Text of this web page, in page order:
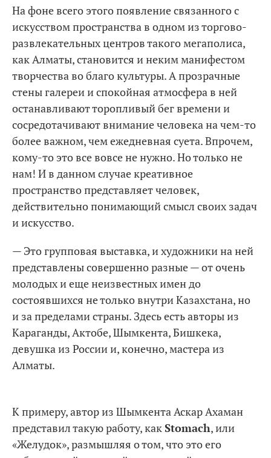
На фоне всего этого появление связанного с
искусством пространства в одном из торгово-
развлекательных центров такого мегаполиса,
как Алматы, становится и неким манифестом
творчества во благо культуры. А прозрачные
стены галереи и спокойная атмосфера в ней
останавливают торопливый бег времени и
сосредотачивают внимание человека на чем-то
более важном, чем ежедневная суета. Впрочем,
кому-то это все вовсе не нужно. Но только не
нам! И в данном случае креативное
пространство представляет человек,
действительно понимающий смысл своих задач
и искусство.
— Это групповая выставка, и художники на ней
представлены совершенно разные — от очень
молодых и еще неизвестных имен до
состоявшихся не только внутри Казахстана, но
и за пределами страны. Здесь есть авторы из
Караганды, Актобе, Шымкента, Бишкека,
девушка из России и, конечно, мастера из
Алматы.
К примеру, автор из Шымкента Аскар Ахаман
представил такую работу, какStomach, или
«Желудок», размышляя о том, что это его